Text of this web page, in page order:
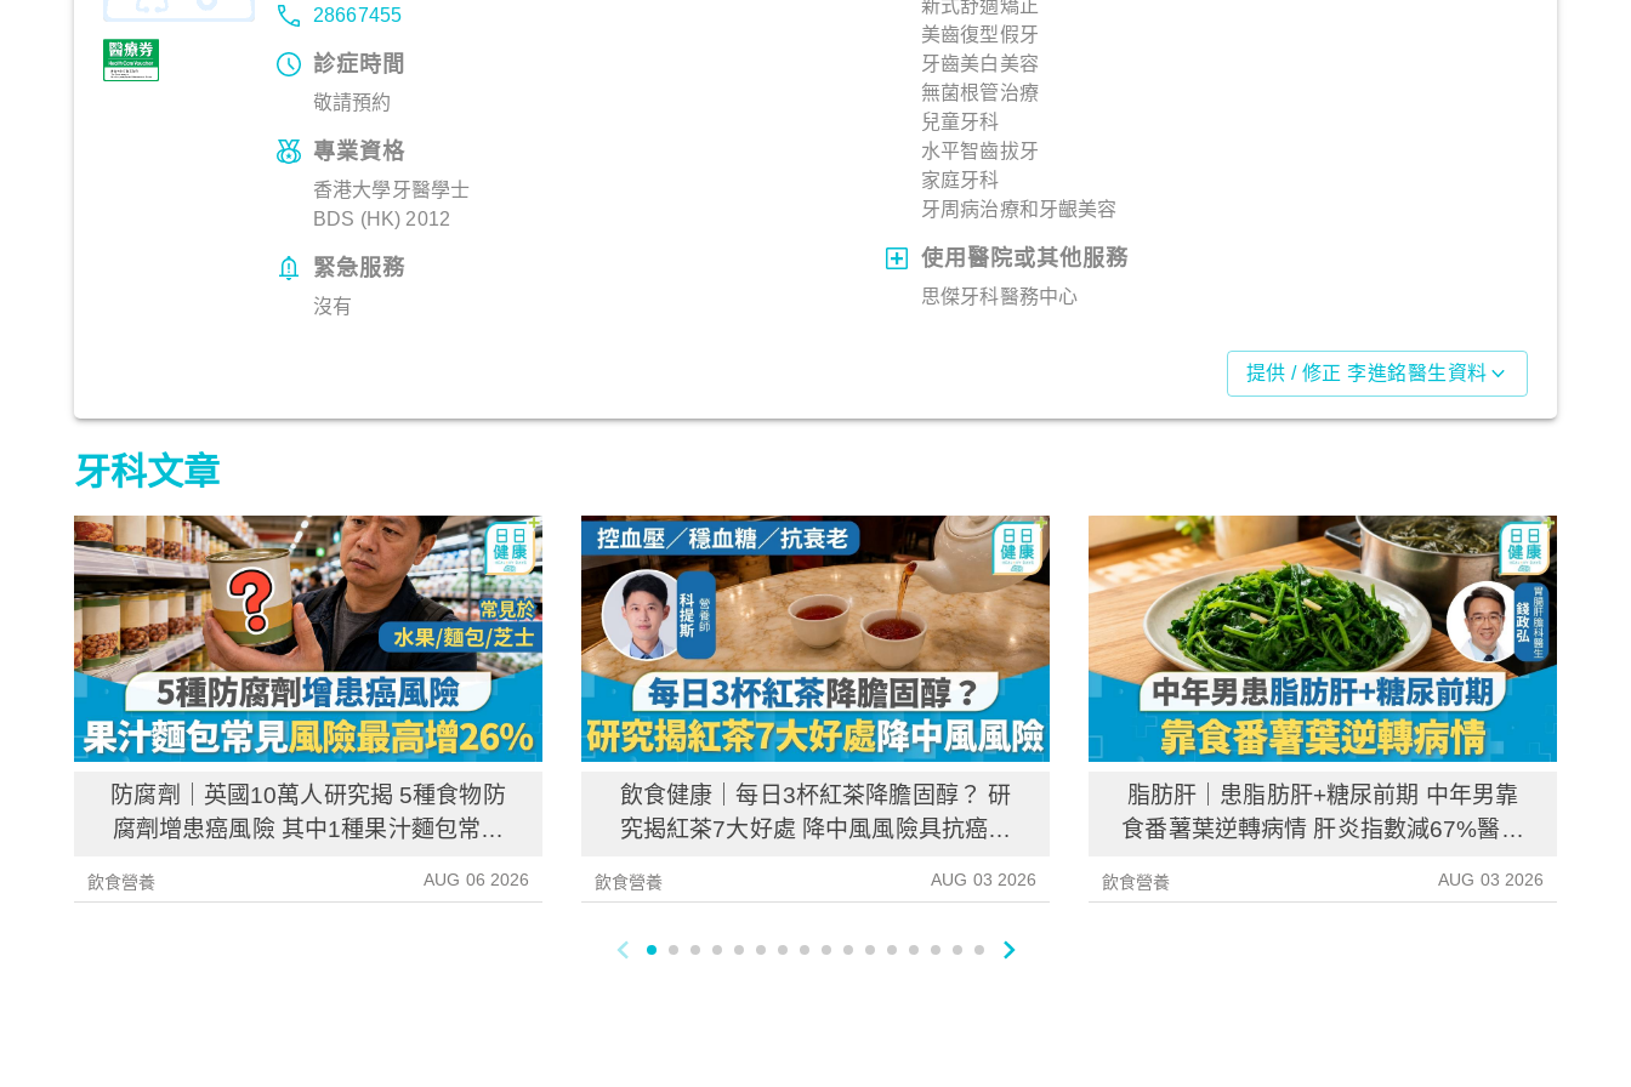
28667455
診症時間
敬請預約
專業資格
香港大學牙醫學士
BDS (HK) 2012
緊急服務
沒有
新式舒適矯正
美齒復型假牙
牙齒美白美容
無菌根管治療
兒童牙科
水平智齒拔牙
家庭牙科
牙周病治療和牙齦美容
使用醫院或其他服務
思傑牙科醫務中心
提供 / 修正 李進銘醫生資料
牙科文章
防腐劑｜英國10萬人研究揭 5種食物防
腐劑增患癌風險 其中1種果汁麵包常見
飲食營養 AUG 06 2026
飲食健康｜每日3杯紅茶降膽固醇？ 研
究揭紅茶7大好處 降中風風險具抗癌潛
飲食營養 AUG 03 2026
脂肪肝｜患脂肪肝+糖尿前期 中年男靠
食番薯葉逆轉病情 肝炎指數減67%醫生
飲食營養 AUG 03 2026